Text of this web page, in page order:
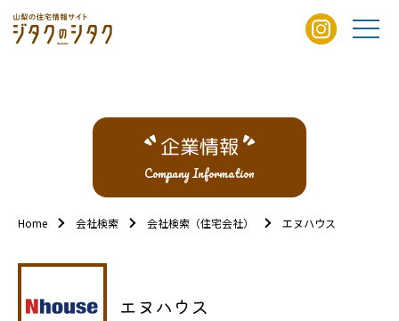
企業情報
Company Information
Home 会社検索 会社検索（住宅会社） エヌハウス
エヌハウス